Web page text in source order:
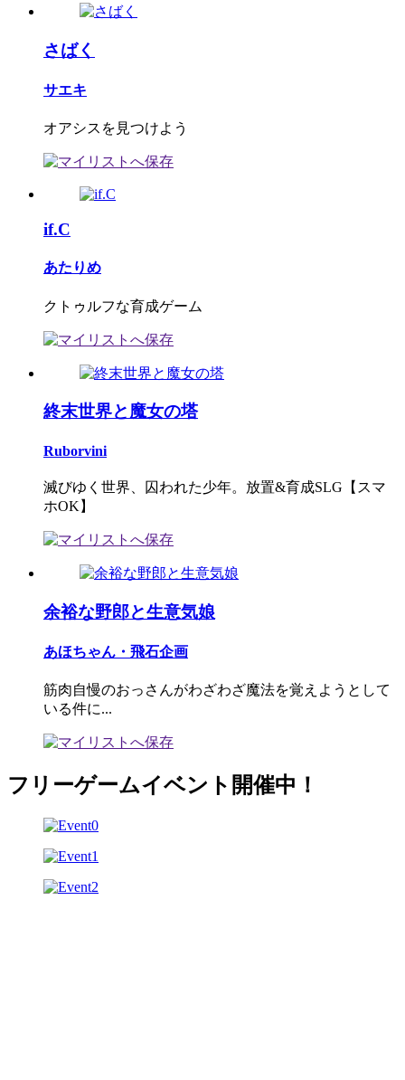
さばく
サエキ
オアシスを見つけよう
if.C
あたりめ
クトゥルフな育成ゲーム
終末世界と魔女の塔
Ruborvini
滅びゆく世界、囚われた少年。放置&育成SLG【スマ
ホOK】
余裕な野郎と生意気娘
あほちゃん・飛石企画
筋肉自慢のおっさんがわざわざ魔法を覚えようとして
いる件に...
フリーゲームイベント開催中！